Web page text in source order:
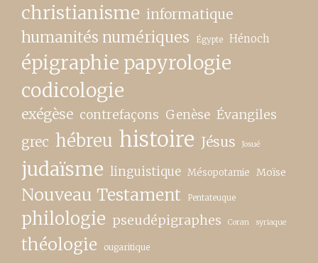
christianisme informatique
humanités numériques Égypte Hénoch
épigraphie papyrologie
codicologie
exégèse contrefaçons Genèse Évangiles
grec hébreu histoire Jésus Josué
judaïsme linguistique Mésopotamie Moïse
Nouveau Testament Pentateuque
philologie pseudépigraphes Coran syriaque
théologie ougaritique